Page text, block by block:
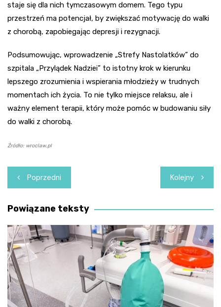
staje się dla nich tymczasowym domem. Tego typu
przestrzeń ma potencjał, by zwiększać motywację do walki
z chorobą, zapobiegając depresji i rezygnacji.
Podsumowując, wprowadzenie „Strefy Nastolatków” do
szpitala „Przylądek Nadziei” to istotny krok w kierunku
lepszego zrozumienia i wspierania młodzieży w trudnych
momentach ich życia. To nie tylko miejsce relaksu, ale i
ważny element terapii, który może pomóc w budowaniu siły
do walki z chorobą.
Źródło: wroclaw.pl
Nawigacja
wpisu
Poprzedni Kolejny
Powiązane teksty